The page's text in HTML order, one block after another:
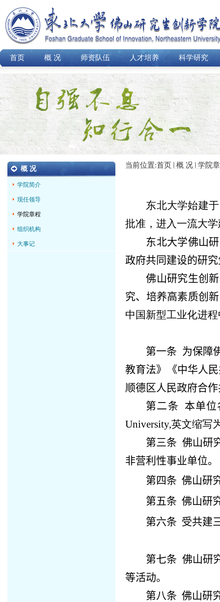
首页 概 况 师资队伍 人才培养 科学研究
概 况
学院简介
现任领导
学院章程
组织机构
大事记
当前位置:首页 概 况 学院
东北大学始建于
批准，进入一流大
东北大学佛山
政府共同建设的研
佛山研究生创
究、培养高素质创
中国新型工业化进
第一条 为保障
教育法》《中华人
顺德区人民政府合
第二条 本单
University,英文缩写
第三条 佛山研
非营利性事业单位。
第四条佛山研
第五条佛山研
第六条 受共建
第七条 佛山研
等活动。
第八条佛山研